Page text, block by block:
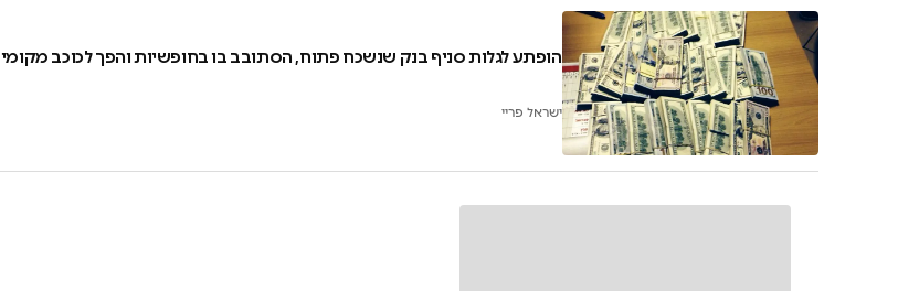
הופתע לגלות סניף בנק שנשכח פתוח, הסתובב בו בחופשיות והפך לכוכב מקומי
ישראל פריי